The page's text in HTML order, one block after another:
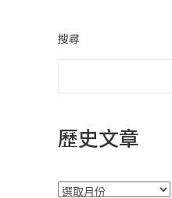
搜尋
歷史文章
彙